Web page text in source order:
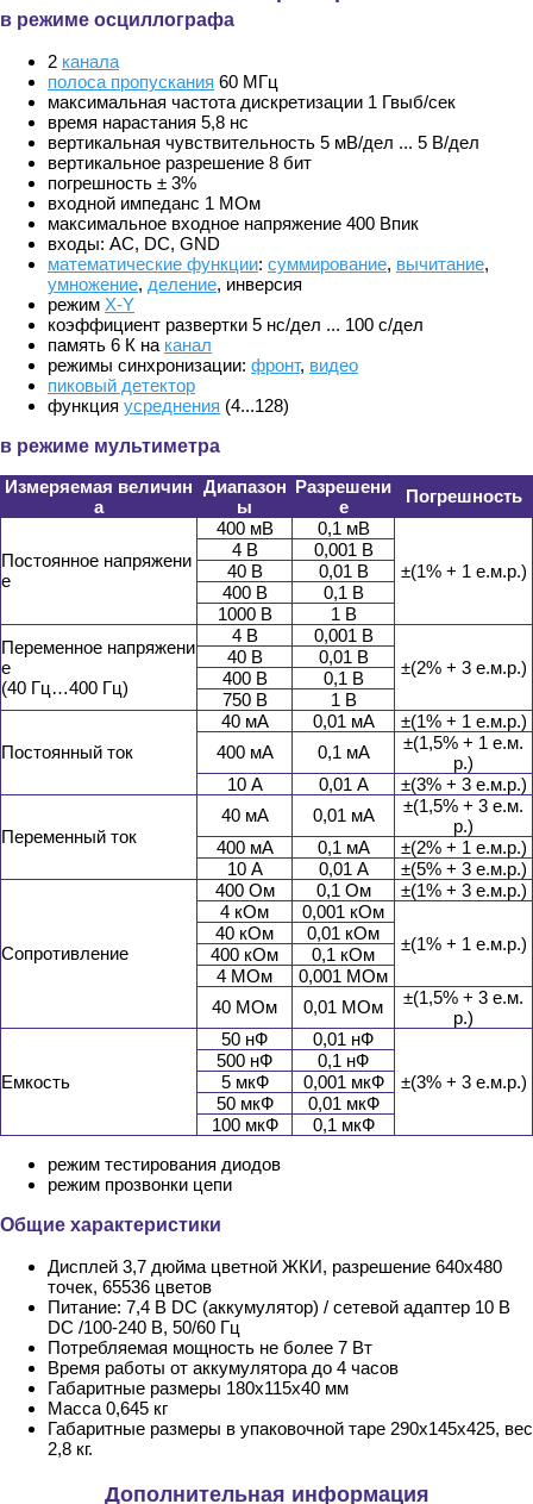
в режиме осциллографа
2 канала
полоса пропускания 60 МГц
максимальная частота дискретизации 1 Гвыб/сек
время нарастания 5,8 нс
вертикальная чувствительность 5 мВ/дел ... 5 В/дел
вертикальное разрешение 8 бит
погрешность ± 3%
входной импеданс 1 МОм
максимальное входное напряжение 400 Впик
входы: АС, DC, GND
математические функции: суммирование, вычитание,
умножение, деление, инверсия
режим X-Y
коэффициент развертки 5 нс/дел ... 100 с/дел
память 6 К на канал
режимы синхронизации: фронт, видео
пиковый детектор
функция усреднения (4...128)
в режиме мультиметра
Измеряемая величин
а
Диапазон
ы
Разрешени
е
Погрешность
Постоянное напряжени
е
400 мВ 0,1 мВ
±(1% + 1 е.м.р.)
4 В
0,001 В
40 В
0,01 В
400 В
0,1 В
1000 В
1 В
Переменное напряжени
е
(40 Гц…400 Гц)
4 В
0,001 В
±(2% + 3 е.м.р.)
40 В
0,01 В
400 В
0,1 В
750 В
1 В
Постоянный ток
40 мА 0,01 мА
±(1% + 1 е.м.р.)
400 мА
0,1 мА
±(1,5% + 1 е.м.
р.)
10 А
0,01 А ±(3% + 3 е.м.р.)
Переменный ток
40 мА 0,01 мА
±(1,5% + 3 е.м.
р.)
400 мА
0,1 мА
±(2% + 1 е.м.р.)
10 А
0,01 А ±(5% + 3 е.м.р.)
Сопротивление
400 Ом 0,1 Ом
±(1% + 3 е.м.р.)
4 кОм
0,001 кОм
±(1% + 1 е.м.р.)
40 кОм
0,01 кОм
400 кОм
0,1 кОм
4 МОм
0,001 МОм
40 МОм
0,01 МОм
±(1,5% + 3 е.м.
р.)
Емкость
50 нФ 0,01 нФ
±(3% + 3 е.м.р.)
500 нФ
0,1 нФ
5 мкФ
0,001 мкФ
50 мкФ
0,01 мкФ
100 мкФ
0,1 мкФ
режим тестирования диодов
режим прозвонки цепи
Общие характеристики
Дисплей 3,7 дюйма цветной ЖКИ, разрешение 640x480
точек, 65536 цветов
Питание: 7,4 В DC (аккумулятор) / сетевой адаптер 10 В
DC /100-240 В, 50/60 Гц
Потребляемая мощность не более 7 Вт
Время работы от аккумулятора до 4 часов
Габаритные размеры 180x115x40 мм
Масса 0,645 кг
Габаритные размеры в упаковочной таре 290х145х425, вес
2,8 кг.
Дополнительная информация